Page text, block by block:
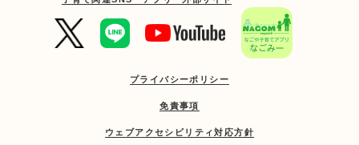
プライバシーポリシー
免責事項
ウェブアクセシビリティ対応方針